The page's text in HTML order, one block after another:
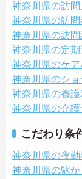
神奈川県の訪
神奈川県の訪
神奈川県の訪
神奈川県の定
神奈川県のケ
神奈川県のシ
神奈川県の養
神奈川県の介
こだわり条
神奈川県の夜
神奈川県の駅